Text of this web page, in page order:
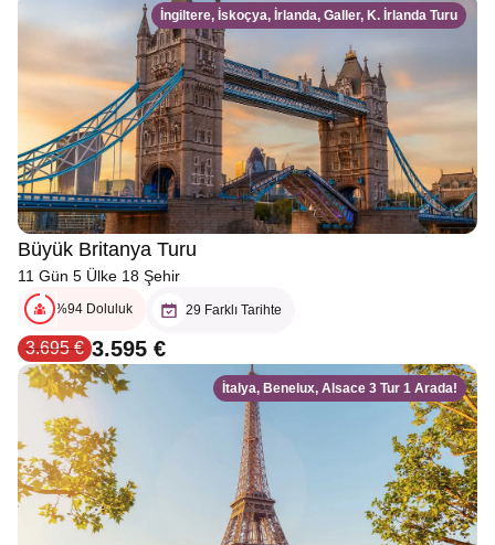
İngiltere, İskoçya, İrlanda, Galler, K. İrlanda Turu
Büyük Britanya Turu
11 Gün 5 Ülke 18 Şehir
%94 Doluluk 29 Farklı Tarihte
3.695 € 3.595 €
İtalya, Benelux, Alsace 3 Tur 1 Arada!